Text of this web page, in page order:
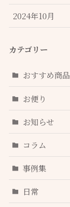
2024年10月
カテゴリー
おすすめ商品
お便り
お知らせ
コラム
事例集
日常